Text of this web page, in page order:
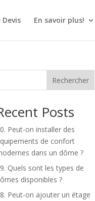
En savoir plus!
Rechercher
Posts
Peut-on installer des
de confort
dans un dôme ?
Quels sont les types de
disponibles ?
Peut-on ajouter un étage